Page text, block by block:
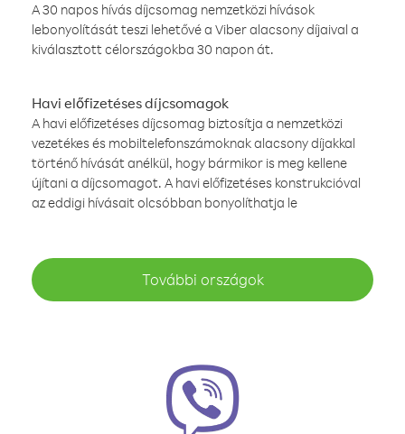
A 30 napos hívás díjcsomag nemzetközi hívások
lebonyolítását teszi lehetővé a Viber alacsony díjaival a
kiválasztott célországokba 30 napon át.
Havi előfizetéses díjcsomagok
A havi előfizetéses díjcsomag biztosítja a nemzetközi
vezetékes és mobiltelefonszámoknak alacsony díjakkal
történő hívását anélkül, hogy bármikor is meg kellene
újítani a díjcsomagot. A havi előfizetéses konstrukcióval
az eddigi hívásait olcsóbban bonyolíthatja le
További országok